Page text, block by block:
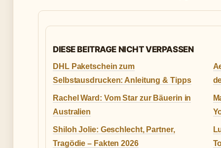
DIESE BEITRAGE NICHT VERPASSEN
DHL Paketschein zum
Selbstausdrucken: Anleitung & Tipps
Rachel Ward: Vom Star zur Bäuerin in
Australien
Shiloh Jolie: Geschlecht, Partner,
Tragödie – Fakten 2026